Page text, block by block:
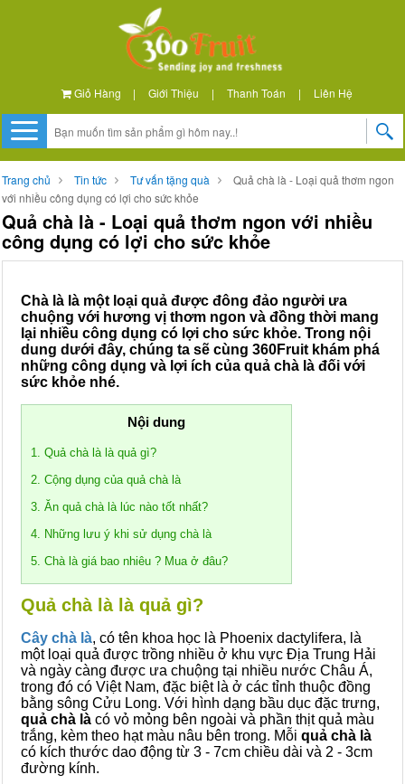
Giỏ Hàng | Giới Thiệu | Thanh Toán | Liên Hệ
Trang chủ Tin tức Tư vấn tặng quà
Quả chà là - Loại quả thơm ngon
với nhiều công dụng có lợi cho sức khỏe
Quả chà là - Loại quả thơm ngon với nhiều
công dụng có lợi cho sức khỏe
Chà là là một loại quả được đông đảo người ưa
chuộng với hương vị thơm ngon và đồng thời mang
lại nhiều công dụng có lợi cho sức khỏe. Trong nội
dung dưới đây, chúng ta sẽ cùng 360Fruit khám phá
những công dụng và lợi ích của quả chà là đối với
sức khỏe nhé.
Nội dung
1. Quả chà là là quả gì?
2. Cộng dụng của quả chà là
3. Ăn quả chà là lúc nào tốt nhất?
4. Những lưu ý khi sử dụng chà là
5. Chà là giá bao nhiêu ? Mua ở đâu?
Quả chà là là quả gì?
Cây chà là, có tên khoa học là Phoenix dactylifera, là
một loại quả được trồng nhiều ở khu vực Địa Trung Hải
và ngày càng được ưa chuộng tại nhiều nước Châu Á,
trong đó có Việt Nam, đặc biệt là ở các tỉnh thuộc đồng
bằng sông Cửu Long. Với hình dạng bầu dục đặc trưng,
quả chà là có vỏ mỏng bên ngoài và phần thịt quả màu
trắng, kèm theo hạt màu nâu bên trong. Mỗi quả chà là
có kích thước dao động từ 3 - 7cm chiều dài và 2 - 3cm
đường kính.